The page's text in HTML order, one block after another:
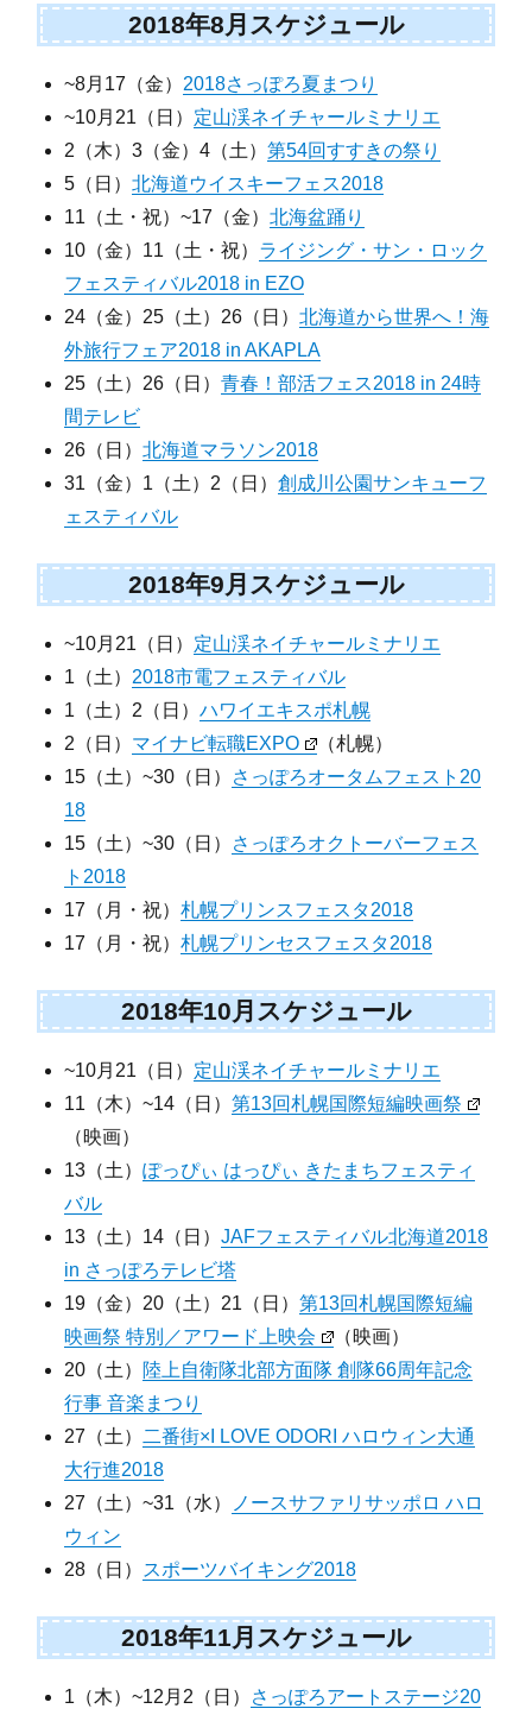
2018年8月スケジュール
~8月17（金） 2018さっぽろ夏まつり
~10月21（日） 定山渓ネイチャールミナリエ
2（木）3（金）4（土）第54回すすきの祭り
5（日）北海道ウイスキーフェス2018
11（土・祝）~17（金）北海盆踊り
10（金）11（土・祝） ライジング・サン・ロック
フェスティバル2018 in EZO
24（金）25（土）26（日）北海道から世界へ！海
外旅行フェア2018 in AKAPLA
25（土）26（日）青春！部活フェス2018 in 24時
間テレビ
26（日）北海道マラソン2018
31（金）1（土）2（日）創成川公園サンキューフ
ェスティバル
2018年9月スケジュール
~10月21（日） 定山渓ネイチャールミナリエ
1（土） 2018市電フェスティバル
1（土）2（日）ハワイエキスポ札幌
2（日） マイナビ転職EXPO
（札幌）
15（土）~30（日） さっぽろオータムフェスト20
18
15（土）~30（日） さっぽろオクトーバーフェス
ト2018
17（月・祝）札幌プリンスフェスタ2018
17（月・祝）札幌プリンセスフェスタ2018
2018年10月スケジュール
~10月21（日） 定山渓ネイチャールミナリエ
11（木）~14（日）第13回札幌国際短編映画祭
（映画）
13（土）ぽっぴぃ はっぴぃ きたまちフェスティ
バル
13（土）14（日）JAFフェスティバル北海道2018
in さっぽろテレビ塔
19（金）20（土）21（日）第13回札幌国際短編
映画祭 特別／アワード上映会
（映画）
20（土） 陸上自衛隊北部方面隊 創隊66周年記念
行事 音楽まつり
27（土） 二番街×I LOVE ODORI ハロウィン大通
大行進2018
27（土）~31（水）
ノースサファリサッポロ ハロ
ウィン
28（日） スポーツバイキング2018
2018年11月スケジュール
1（木）~12月2（日） さっぽろアートステージ20